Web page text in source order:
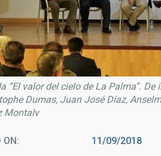
“El valor del cielo de La Palma”.
Dumas, Juan José Díaz,
Montalv
ON 11/09/2018